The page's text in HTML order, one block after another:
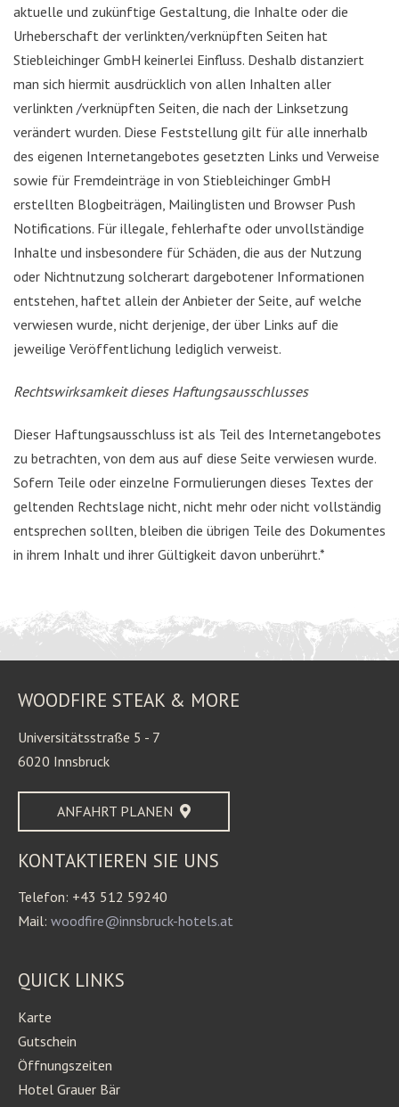
aktuelle und zukünftige Gestaltung, die Inhalte oder die
Urheberschaft der verlinkten/verknüpften Seiten hat
Stiebleichinger GmbH keinerlei Einfluss. Deshalb distanziert
man sich hiermit ausdrücklich von allen Inhalten aller
verlinkten /verknüpften Seiten, die nach der Linksetzung
verändert wurden. Diese Feststellung gilt für alle innerhalb
des eigenen Internetangebotes gesetzten Links und Verweise
sowie für Fremdeinträge in von Stiebleichinger GmbH
erstellten Blogbeiträgen, Mailinglisten und Browser Push
Notifications. Für illegale, fehlerhafte oder unvollständige
Inhalte und insbesondere für Schäden, die aus der Nutzung
oder Nichtnutzung solcherart dargebotener Informationen
entstehen, haftet allein der Anbieter der Seite, auf welche
verwiesen wurde, nicht derjenige, der über Links auf die
jeweilige Veröffentlichung lediglich verweist.
Rechtswirksamkeit dieses Haftungsausschlusses
Dieser Haftungsausschluss ist als Teil des Internetangebotes
zu betrachten, von dem aus auf diese Seite verwiesen wurde.
Sofern Teile oder einzelne Formulierungen dieses Textes der
geltenden Rechtslage nicht, nicht mehr oder nicht vollständig
entsprechen sollten, bleiben die übrigen Teile des Dokumentes
in ihrem Inhalt und ihrer Gültigkeit davon unberührt.*
WOODFIRE STEAK & MORE
Universitätsstraße 5 - 7
6020 Innsbruck
ANFAHRT PLANEN
KONTAKTIEREN SIE UNS
Telefon: +43 512 59240
Mail: woodfire@innsbruck-hotels.at
QUICK LINKS
Karte
Gutschein
Öffnungszeiten
Hotel Grauer Bär